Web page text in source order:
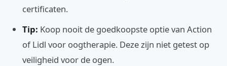
certificaten.
Tip: Koop nooit de goedkoopste optie van Action
of Lidl voor oogtherapie. Deze zijn niet getest op
veiligheid voor de ogen.